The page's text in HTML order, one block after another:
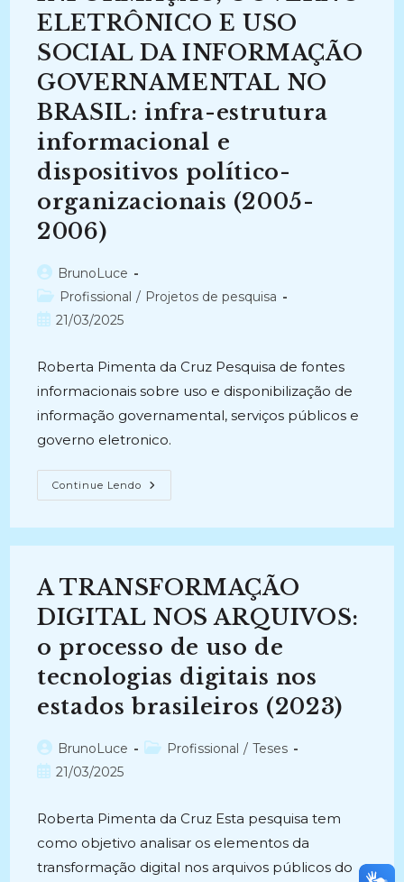
ELETRÔNICO E USO
SOCIAL DA INFORMAÇÃO
GOVERNAMENTAL NO
BRASIL: infra-estrutura
informacional e
dispositivos político-
organizacionais (2005-
2006)
Autor
do
post:
BrunoLuce
Categoria
do
Profissional / Projetos de pesquisa
Post21/03/2025
Roberta Pimenta da Cruz Pesquisa de fontes
informacionais sobre uso e disponibilização de
informação governamental, serviços públicos e
governo eletronico.
Continue Lendo INFORMAÇÃO,
GOVERNO
SOCIAL
GOVERNAMENTAL
NO
BRASIL:
Infra-
Estrutura
Informacional
Dispositivos
Político-
Organizacionais
(2005-
A TRANSFORMAÇÃO
DIGITAL NOS ARQUIVOS:
o processo de uso de
tecnologias digitais nos
estados brasileiros (2023)
Autor
do
BrunoLuce
Categoria
Profissional / Teses
Post21/03/2025
Roberta Pimenta da Cruz Esta pesquisa tem
como objetivo analisar os elementos da
transformação digital nos arquivos públicos do